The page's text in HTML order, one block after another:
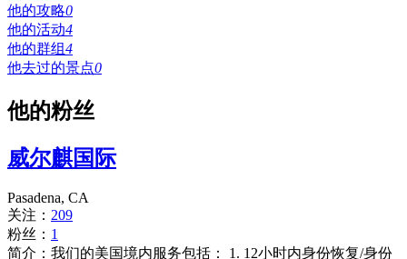
他的攻略0
他的活动4
他的群组4
他去过的景点0
他的粉丝
威尔麒国际
Pasadena, CA
关注： 209
粉丝： 1
简介：我们的美国境内服务包括： 1. 12小时内身份恢复/身份